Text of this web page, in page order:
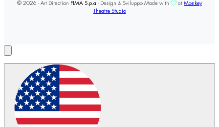
© 2026 - Art Direction FIMA S.p.a - Design & Sviluppo Made with at Monkey
Theatre Studio